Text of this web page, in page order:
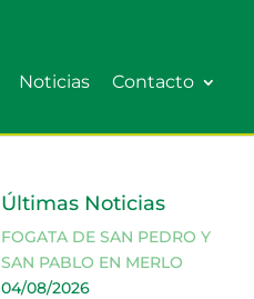
Noticias Contacto
Últimas Noticias
FOGATA DE SAN PEDRO Y
SAN PABLO EN MERLO
04/08/2026